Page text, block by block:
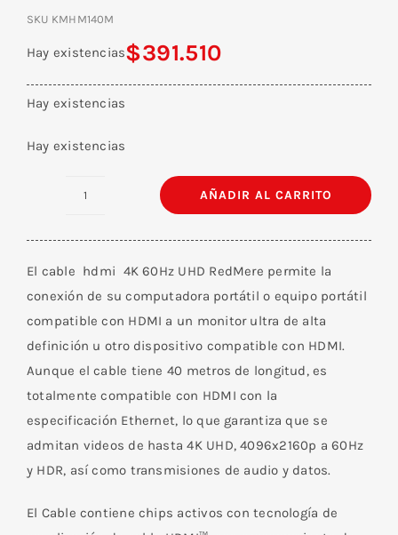
SKU KMHM140M
$391.510
Hay existencias
Hay existencias
Hay existencias
Macho
Activo
M
cantidad
AÑADIR AL CARRITO
El cable hdmi 4K 60Hz UHD RedMere permite la
conexión de su computadora portátil o equipo portátil
compatible con HDMI a un monitor ultra de alta
definición u otro dispositivo compatible con HDMI.
Aunque el cable tiene 40 metros de longitud, es
totalmente compatible con HDMI con la
especificación Ethernet, lo que garantiza que se
admitan videos de hasta 4K UHD, 4096x2160p a 60Hz
y HDR, así como transmisiones de audio y datos.
El Cable contiene chips activos con tecnología de